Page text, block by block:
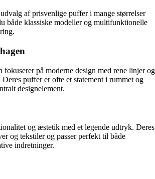
af prisvenlige puffer i mange størrelser
både klassiske modeller og multifunktionelle
fokuserer på moderne design med rene linjer og
puffer er ofte et statement i rummet og
designelement.
og æstetik med et legende udtryk. Deres
og tekstiler og passer perfekt til både
indretninger.